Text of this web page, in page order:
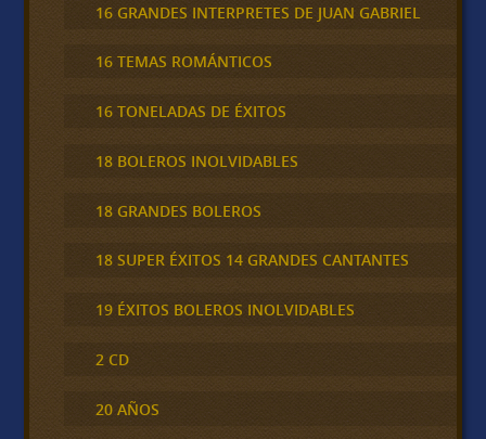
16 GRANDES INTERPRETES DE JUAN GABRIEL
16 TEMAS ROMÁNTICOS
16 TONELADAS DE ÉXITOS
18 BOLEROS INOLVIDABLES
18 GRANDES BOLEROS
18 SUPER ÉXITOS 14 GRANDES CANTANTES
19 ÉXITOS BOLEROS INOLVIDABLES
2 CD
20 AÑOS